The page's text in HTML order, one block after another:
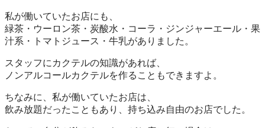
私が働いていたお店にも、
緑茶・ウーロン茶・炭酸水・コーラ・ジンジャーエール・果
汁系・トマトジュース・牛乳がありました。
スタッフにカクテルの知識があれば、
ノンアルコールカクテルを作ることもできますよ。
ちなみに、私が働いていたお店は、
飲み放題だったこともあり、 持ち込み自由のお店でした。